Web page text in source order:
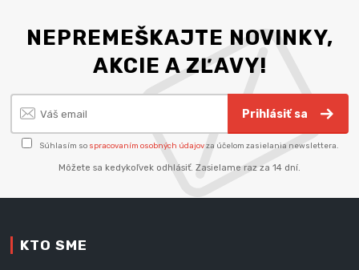
NEPREMEŠKAJTE NOVINKY,
AKCIE A ZĽAVY!
Prihlásiť sa
Súhlasím so spracovaním osobných údajovza účelom zasielania newslettera.
Môžete sa kedykoľvek odhlásiť. Zasielame raz za 14 dní.
KTO SME